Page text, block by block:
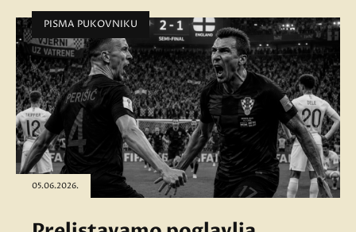
PISMA PUKOVNIKU
05.06.2026.